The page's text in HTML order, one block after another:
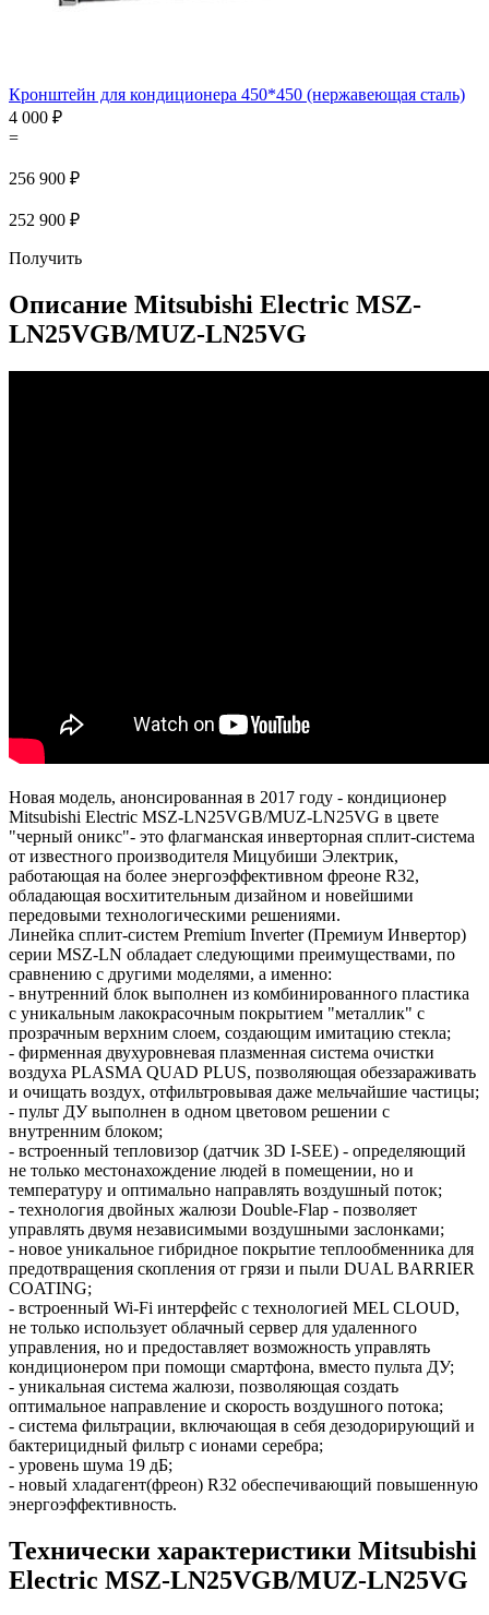
Кронштейн для кондиционера 450*450 (нержавеющая сталь)
4 000 ₽
=
256 900 ₽
252 900 ₽
Получить
Описание Mitsubishi Electric MSZ-
LN25VGB/MUZ-LN25VG
Новая модель, анонсированная в 2017 году - кондиционер
Mitsubishi Electric MSZ-LN25VGB/MUZ-LN25VG в цвете
"черный оникс"- это флагманская инверторная сплит-система
от известного производителя Мицубиши Электрик,
работающая на более энергоэффективном фреоне R32,
обладающая восхитительным дизайном и новейшими
передовыми технологическими решениями.
Линейка сплит-систем Premium Inverter (Премиум Инвертор)
серии MSZ-LN обладает следующими преимуществами, по
сравнению с другими моделями, а именно:
- внутренний блок выполнен из комбинированного пластика
с уникальным лакокрасочным покрытием "металлик" с
прозрачным верхним слоем, создающим имитацию стекла;
- фирменная двухуровневая плазменная система очистки
воздуха PLASMA QUAD PLUS, позволяющая обеззараживать
и очищать воздух, отфильтровывая даже мельчайшие частицы;
- пульт ДУ выполнен в одном цветовом решении с
внутренним блоком;
- встроенный тепловизор (датчик 3D I-SEE) - определяющий
не только местонахождение людей в помещении, но и
температуру и оптимально направлять воздушный поток;
- технология двойных жалюзи Double-Flap - позволяет
управлять двумя независимыми воздушными заслонками;
- новое уникальное гибридное покрытие теплообменника для
предотвращения скопления от грязи и пыли DUAL BARRIER
COATING;
- встроенный Wi-Fi интерфейс с технологией MEL CLOUD,
не только использует облачный сервер для удаленного
управления, но и предоставляет возможность управлять
кондиционером при помощи смартфона, вместо пульта ДУ;
- уникальная система жалюзи, позволяющая создать
оптимальное направление и скорость воздушного потока;
- система фильтрации, включающая в себя дезодорирующий и
бактерицидный фильтр с ионами серебра;
- уровень шума 19 дБ;
- новый хладагент(фреон) R32 обеспечивающий повышенную
энергоэффективность.
Технически характеристики Mitsubishi
Electric MSZ-LN25VGB/MUZ-LN25VG